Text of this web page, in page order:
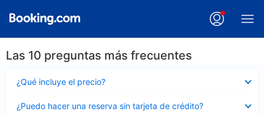
Las 10 preguntas más frecuentes
¿Qué incluye el precio?
cerrado
¿Puedo hacer una reserva sin tarjeta de crédito?
cerrado